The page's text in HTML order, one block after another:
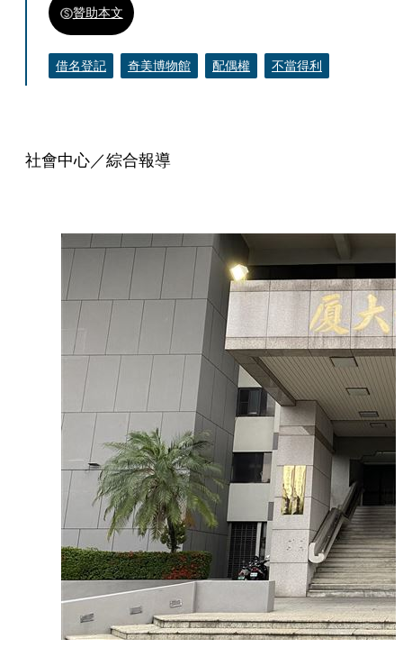
贊助本文
借名登記 奇美博物館 配偶權 不當得利
社會中心／綜合報導